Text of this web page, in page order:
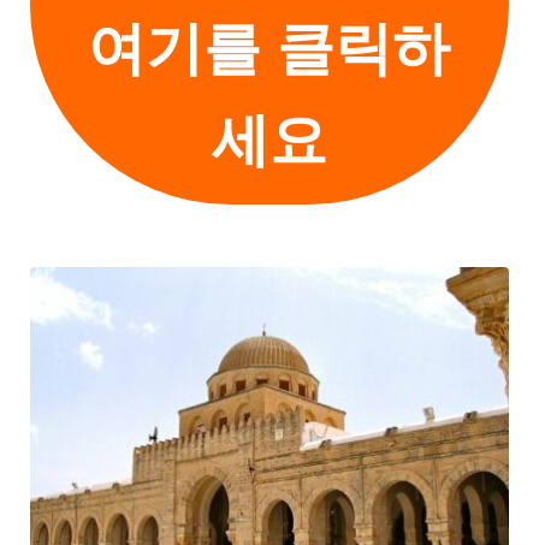
여기를 클릭하
세요